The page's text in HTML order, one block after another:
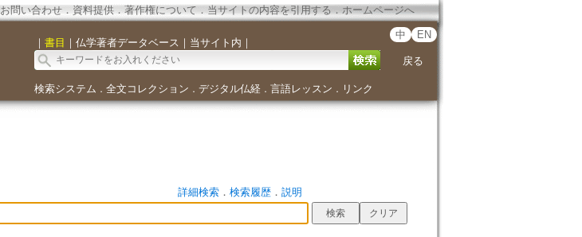
お問い合わせ． 資料提供． 著作権について．当サイトの内容を引用する ． ホームページへ
｜ 書目 ｜ 仏学著者データベース ｜ 当サイト内 ｜
中 EN
戻る
検索システム ． 全文コレクション ． デジタル仏経． 言語レッスン ． リンク
詳細検索． 検索履歴． 説明